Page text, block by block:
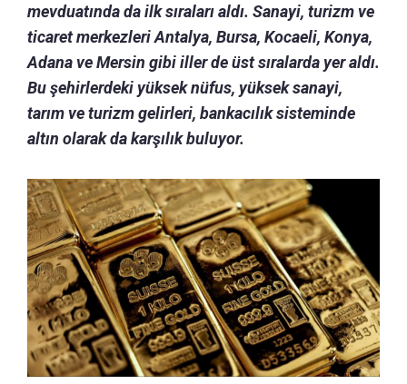
mevduatında da ilk sıraları aldı. Sanayi, turizm ve
ticaret merkezleri Antalya, Bursa, Kocaeli, Konya,
Adana ve Mersin gibi iller de üst sıralarda yer aldı.
Bu şehirlerdeki yüksek nüfus, yüksek sanayi,
tarım ve turizm gelirleri, bankacılık sisteminde
altın olarak da karşılık buluyor.